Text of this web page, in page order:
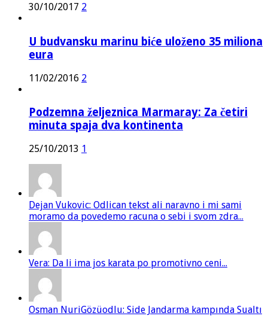
30/10/2017 2
U budvansku marinu biće uloženo 35 miliona
eura
11/02/2016 2
Podzemna željeznica Marmaray: Za četiri
minuta spaja dva kontinenta
25/10/2013 1
Dejan Vukovic: Odlican tekst ali naravno i mi sami
moramo da povedemo racuna o sebi i svom zdra...
Vera: Da li ima jos karata po promotivno ceni...
Osman NuriGözüodlu: Side Jandarma kampında Sualtı